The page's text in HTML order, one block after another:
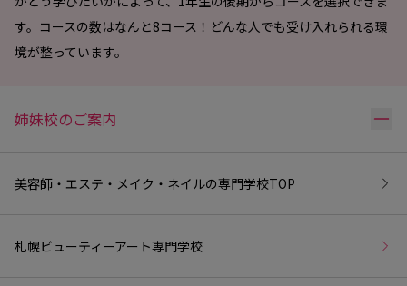
す。コースの数はなんと8コース！どんな人でも受け入れられる環
境が整っています。
姉妹校のご案内 リ
美容師・エステ・メイク・ネイルの専門学校TOP
札幌ビューティーアート専門学校